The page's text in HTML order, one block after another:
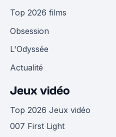
Top 2026 films
Obsession
L'Odyssée
Actualité
Jeux vidéo
Top 2026 Jeux vidéo
007 First Light